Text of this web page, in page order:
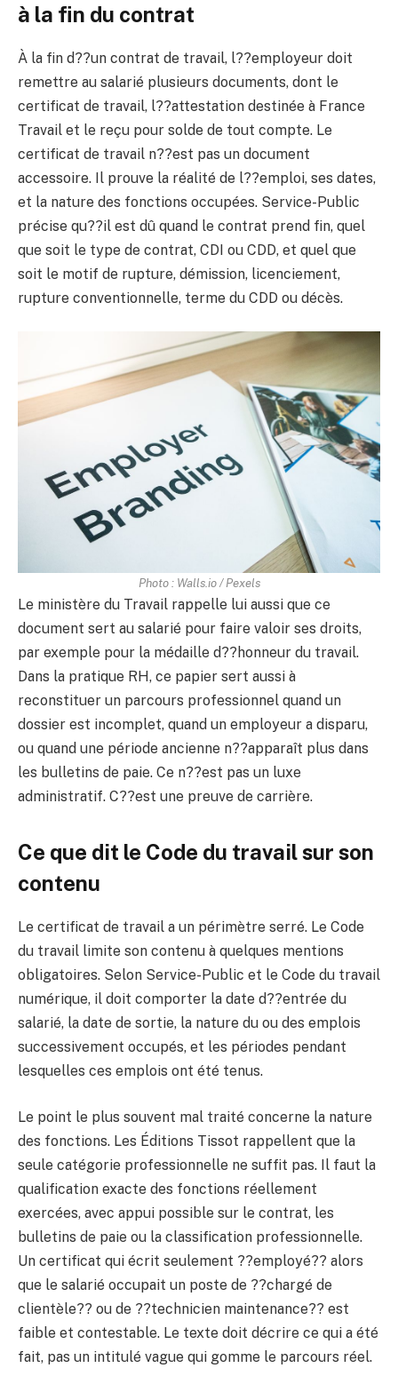
à la fin du contrat
À la fin d??un contrat de travail, l??employeur doit
remettre au salarié plusieurs documents, dont le
certificat de travail, l??attestation destinée à France
Travail et le reçu pour solde de tout compte. Le
certificat de travail n??est pas un document
accessoire. Il prouve la réalité de l??emploi, ses dates,
et la nature des fonctions occupées. Service-Public
précise qu??il est dû quand le contrat prend fin, quel
que soit le type de contrat, CDI ou CDD, et quel que
soit le motif de rupture, démission, licenciement,
rupture conventionnelle, terme du CDD ou décès.
Photo : Walls.io / Pexels
Le ministère du Travail rappelle lui aussi que ce
document sert au salarié pour faire valoir ses droits,
par exemple pour la médaille d??honneur du travail.
Dans la pratique RH, ce papier sert aussi à
reconstituer un parcours professionnel quand un
dossier est incomplet, quand un employeur a disparu,
ou quand une période ancienne n??apparaît plus dans
les bulletins de paie. Ce n??est pas un luxe
administratif. C??est une preuve de carrière.
Ce que dit le Code du travail sur son
contenu
Le certificat de travail a un périmètre serré. Le Code
du travail limite son contenu à quelques mentions
obligatoires. Selon Service-Public et le Code du travail
numérique, il doit comporter la date d??entrée du
salarié, la date de sortie, la nature du ou des emplois
successivement occupés, et les périodes pendant
lesquelles ces emplois ont été tenus.
Le point le plus souvent mal traité concerne la nature
des fonctions. Les Éditions Tissot rappellent que la
seule catégorie professionnelle ne suffit pas. Il faut la
qualification exacte des fonctions réellement
exercées, avec appui possible sur le contrat, les
bulletins de paie ou la classification professionnelle.
Un certificat qui écrit seulement ??employé?? alors
que le salarié occupait un poste de ??chargé de
clientèle?? ou de ??technicien maintenance?? est
faible et contestable. Le texte doit décrire ce qui a été
fait, pas un intitulé vague qui gomme le parcours réel.